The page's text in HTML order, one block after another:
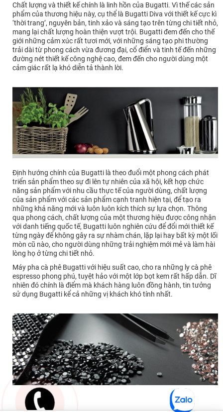
Chất lượng và thiết kế chính là linh hồn của Bugatti. Vì thế các sản
phẩm của thương hiệu này, cụ thể là Bugatti Diva với thiết kế cực kì
‘thời trang’, nguyên bản, tinh xảo và sáng tạo trên từng chi tiết nhỏ,
mang lại chất lượng hoàn thiện vượt trội. Bugatti đem đến cho thế
giới những cảm xúc rất tươi mới, với những sáng tạo phi thường
trải dài từ phong cách vừa đương đại, cổ điển và tinh tế đến những
đường nét thiết kế công nghệ cao, đem đến cho người dùng một
cảm giác rất lạ khó diễn tả thành lời.
Định hướng chính của Bugatti là theo đuổi một phong cách phát
triển sản phẩm theo sự đi lên tự nhiên của xã hội, kết hợp chức
năng sản phẩm với nhu cầu thực tế của người dùng, chất lượng
của sản phẩm với các sản phẩm cạnh tranh hiện tại, để tạo ra
những khả năng mới và luôn luôn kích thích sự lựa chọn. Thông
qua phong cách, chất lượng của một thương hiệu được công nhận
với danh tiếng quốc tế, Bugatti luôn nghiên cứu để đổi mới thiết kế
từng ngày để không gây ra sự nhàm chán, lặp lại hay bất kỳ một lối
mòn cũ nào, cho người dùng những trải nghiệm mới mẻ và làm hài
lòng họ ở từng chi tiết nhỏ.
Máy pha cà phê Bugatti với hiệu suất cao, cho ra những ly cà phê
espresso phong phú, tuyệt hảo với một lớp bọt kem rất hấp dẫn. Dĩ
nhiên đó chính là điểm mà khách hàng luôn đồng hành, tin tưởng
sử dụng Bugatti kể cả những vị khách khó tính nhất.